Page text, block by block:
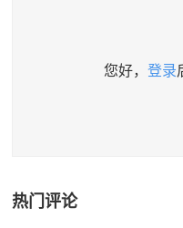
您好， 登录
热门评论